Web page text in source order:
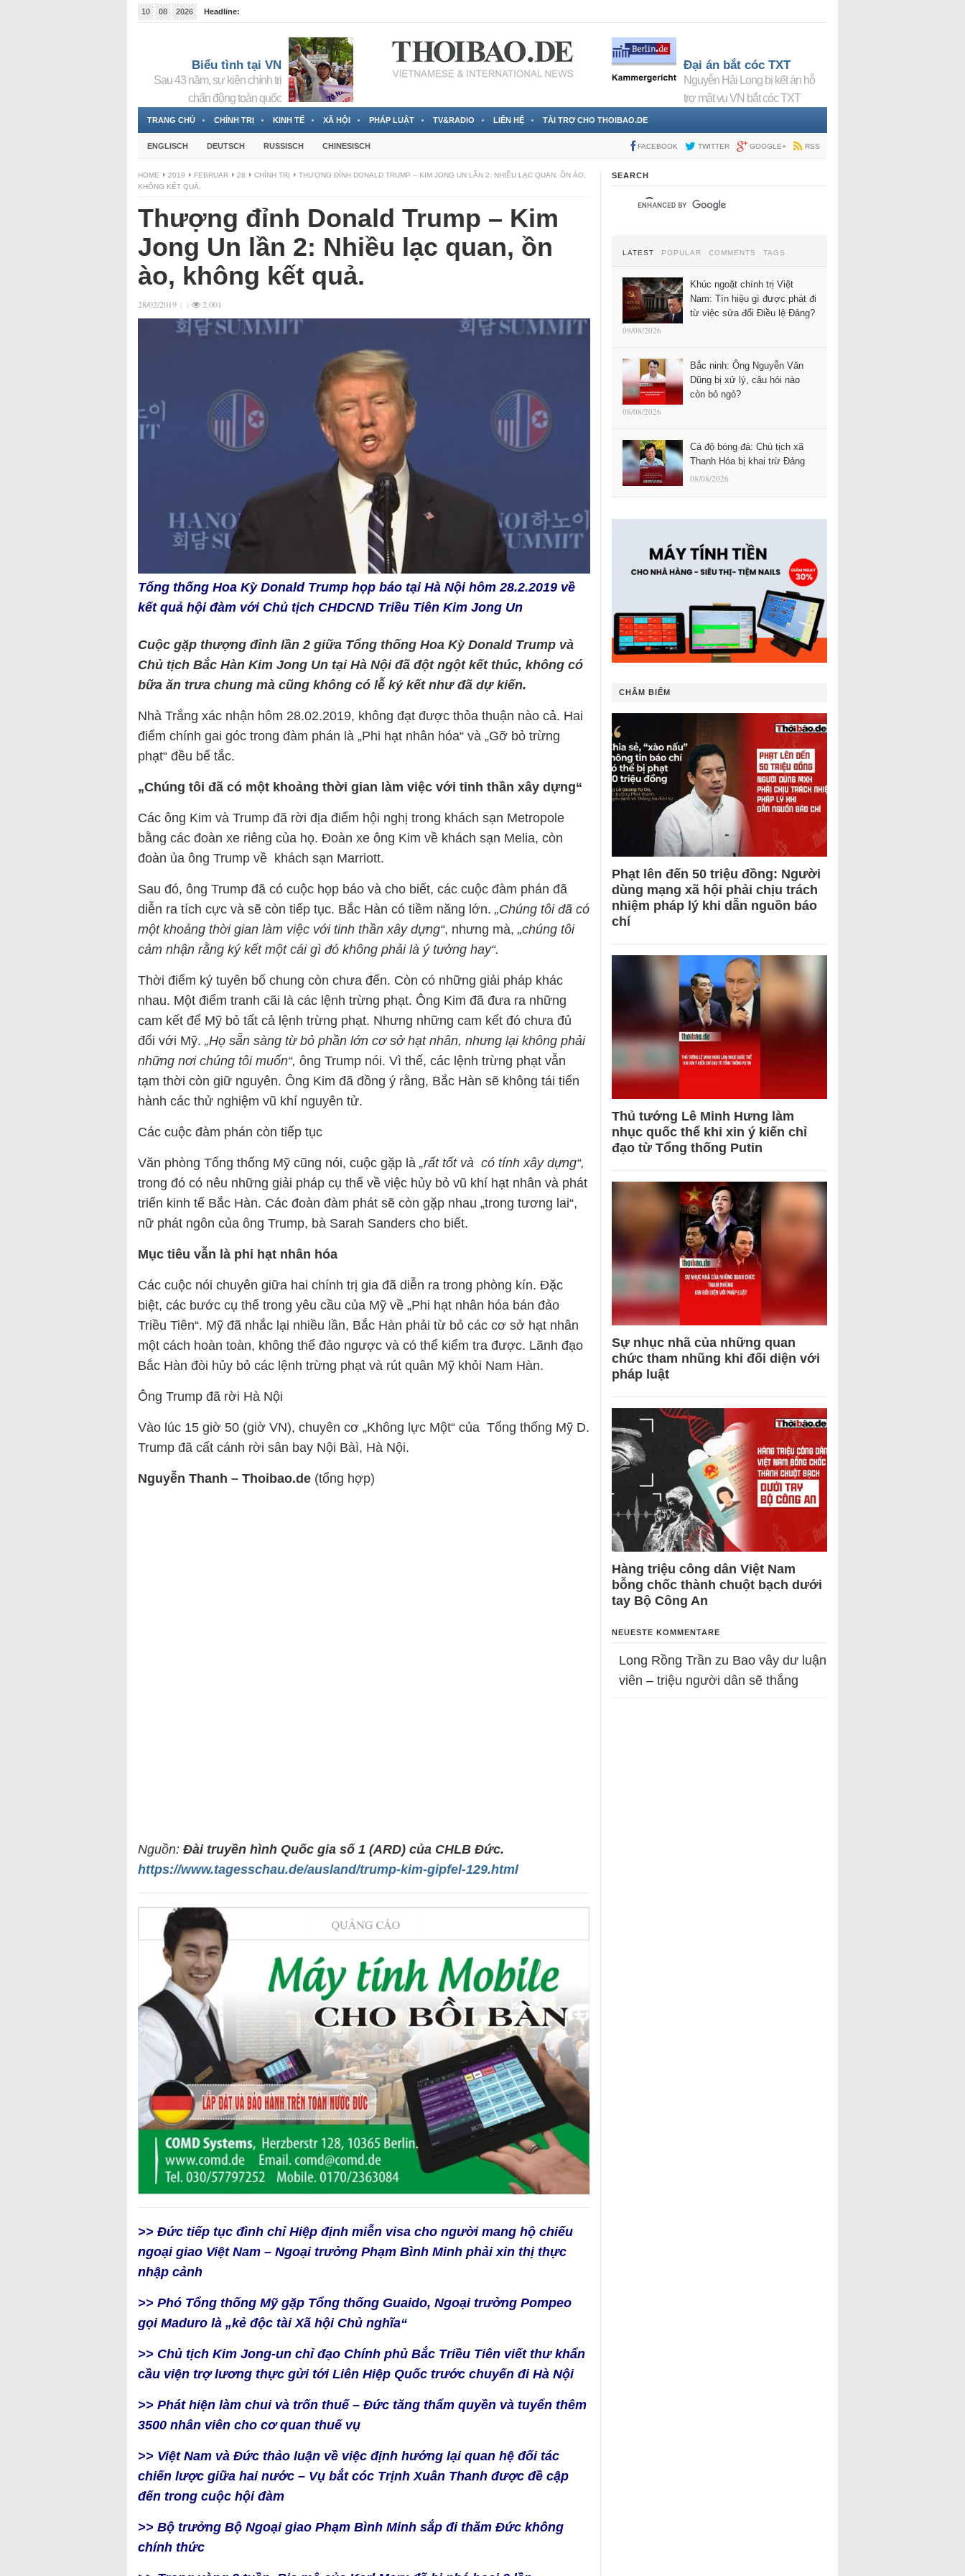
10 08 2026
Headline:
Biểu tình tại VN
Sau 43 năm, sự kiện chính trị
chấn động toàn quốc
Đại án bắt cóc TXT
Nguyễn Hải Long bị kết án hỗ
trợ mật vụ VN bắt cóc TXT
TRANG CHỦ CHÍNH TRỊ KINH TẾ XÃ HỘI PHÁP LUẬT TV&RADIO LIÊN HỆ TÀI TRỢ CHO THOIBAO.DE
ENGLISCH DEUTSCH RUSSISCH CHINESISCH FACEBOOK TWITTER GOOGLE+ RSS
HOME 2019 FEBRUAR 28 CHÍNH TRỊ
THƯỢNG ĐỈNH DONALD TRUMP – KIM JONG UN LẦN 2: NHIỀU LẠC QUAN, ỒN ÀO,
KHÔNG KẾT QUẢ.
Thượng đỉnh Donald Trump – Kim
Jong Un lần 2: Nhiều lạc quan, ồn
ào, không kết quả.
28/02/2019 | | 2.001
Tổng thống Hoa Kỳ Donald Trump họp báo tại Hà Nội hôm 28.2.2019 về
kết quả hội đàm với Chủ tịch CHDCND Triều Tiên Kim Jong Un
Cuộc gặp thượng đỉnh lần 2 giữa Tổng thống Hoa Kỳ Donald Trump và
Chủ tịch Bắc Hàn Kim Jong Un tại Hà Nội đã đột ngột kết thúc, không có
bữa ăn trưa chung mà cũng không có lễ ký kết như đã dự kiến.
Nhà Trắng xác nhận hôm 28.02.2019, không đạt được thỏa thuận nào cả. Hai
điểm chính gai góc trong đàm phán là „Phi hạt nhân hóa“ và „Gỡ bỏ trừng
phạt“ đều bế tắc.
„Chúng tôi đã có một khoảng thời gian làm việc với tinh thần xây dựng“
Các ông Kim và Trump đã rời địa điểm hội nghị trong khách sạn Metropole
bằng các đoàn xe riêng của họ. Đoàn xe ông Kim về khách sạn Melia, còn
đoàn ủa ông Trump về khách sạn Marriott.
Sau đó, ông Trump đã có cuộc họp báo và cho biết, các cuộc đàm phán đã
diễn ra tích cực và sẽ còn tiếp tục. Bắc Hàn có tiềm năng lớn. „Chúng tôi đã có
một khoảng thời gian làm việc với tinh thần xây dựng“, nhưng mà, „chúng tôi
cảm nhận rằng ký kết một cái gì đó không phải là ý tưởng hay“.
Thời điểm ký tuyên bố chung còn chưa đến. Còn có những giải pháp khác
nhau. Một điểm tranh cãi là các lệnh trừng phạt. Ông Kim đã đưa ra những
cam kết để Mỹ bỏ tất cả lệnh trừng phạt. Nhưng những cam kết đó chưa đủ
đối với Mỹ. „Họ sẵn sàng từ bỏ phần lớn cơ sở hạt nhân, nhưng lại không phải
những nơi chúng tôi muốn“, ông Trump nói. Vì thế, các lệnh trừng phạt vẫn
tạm thời còn giữ nguyên. Ông Kim đã đồng ý rằng, Bắc Hàn sẽ không tái tiến
hành các thử nghiệm vũ khí nguyên tử.
Các cuộc đàm phán còn tiếp tục
Văn phòng Tổng thống Mỹ cũng nói, cuộc gặp là „rất tốt và có tính xây dựng“,
trong đó có nêu những giải pháp cụ thể về việc hủy bỏ vũ khí hạt nhân và phát
triển kinh tế Bắc Hàn. Các đoàn đàm phát sẽ còn gặp nhau „trong tương lai“,
nữ phát ngôn của ông Trump, bà Sarah Sanders cho biết.
Mục tiêu vẫn là phi hạt nhân hóa
Các cuộc nói chuyên giữa hai chính trị gia đã diễn ra trong phòng kín. Đặc
biệt, các bước cụ thể trong yêu cầu của Mỹ về „Phi hạt nhân hóa bán đảo
Triều Tiên“. Mỹ đã nhắc lại nhiều lần, Bắc Hàn phải từ bỏ các cơ sở hạt nhân
một cách hoàn toàn, không thể đảo ngược và có thể kiểm tra được. Lãnh đạo
Bắc Hàn đòi hủy bỏ các lệnh trừng phạt và rút quân Mỹ khỏi Nam Hàn.
Ông Trump đã rời Hà Nội
Vào lúc 15 giờ 50 (giờ VN), chuyên cơ „Không lực Một“ của Tổng thống Mỹ D.
Trump đã cất cánh rời sân bay Nội Bàì, Hà Nội.
Nguyễn Thanh – Thoibao.de (tổng hợp)
Nguồn: Đài truyền hình Quốc gia số 1 (ARD) của CHLB Đức.
https://www.tagesschau.de/ausland/trump-kim-gipfel-129.html
>> Đức tiếp tục đình chỉ Hiệp định miễn visa cho người mang hộ chiếu
ngoại giao Việt Nam – Ngoại trưởng Phạm Bình Minh phải xin thị thực
nhập cảnh
>> Phó Tổng thống Mỹ gặp Tổng thống Guaido, Ngoại trưởng Pompeo
gọi Maduro là „kẻ độc tài Xã hội Chủ nghĩa“
>> Chủ tịch Kim Jong-un chỉ đạo Chính phủ Bắc Triều Tiên viết thư khẩn
cầu viện trợ lương thực gửi tới Liên Hiệp Quốc trước chuyến đi Hà Nội
>> Phát hiện làm chui và trốn thuế – Đức tăng thẩm quyền và tuyển thêm
3500 nhân viên cho cơ quan thuế vụ
>> Việt Nam và Đức thảo luận về việc định hướng lại quan hệ đối tác
chiến lược giữa hai nước – Vụ bắt cóc Trịnh Xuân Thanh được đề cập
đến trong cuộc hội đàm
>> Bộ trưởng Bộ Ngoại giao Phạm Bình Minh sắp đi thăm Đức không
chính thức
SEARCH
LATEST POPULAR COMMENTS TAGS
Khúc ngoặt chính trị Việt
Nam: Tín hiệu gì được phát đi
từ việc sửa đổi Điều lệ Đảng?
09/08/2026
Bắc ninh: Ông Nguyễn Văn
Dũng bị xử lý, câu hỏi nào
còn bỏ ngỏ?
08/08/2026
Cá độ bóng đá: Chủ tịch xã
Thanh Hóa bị khai trừ Đảng
08/08/2026
CHÂM BIẾM
Phạt lên đến 50 triệu đồng: Người
dùng mạng xã hội phải chịu trách
nhiệm pháp lý khi dẫn nguồn báo
chí
Thủ tướng Lê Minh Hưng làm
nhục quốc thể khi xin ý kiến chỉ
đạo từ Tổng thống Putin
Sự nhục nhã của những quan
chức tham nhũng khi đối diện với
pháp luật
Hàng triệu công dân Việt Nam
bỗng chốc thành chuột bạch dưới
tay Bộ Công An
NEUESTE KOMMENTARE
Long Rồng Trần zu Bao vây dư luận
viên – triệu người dân sẽ thắng